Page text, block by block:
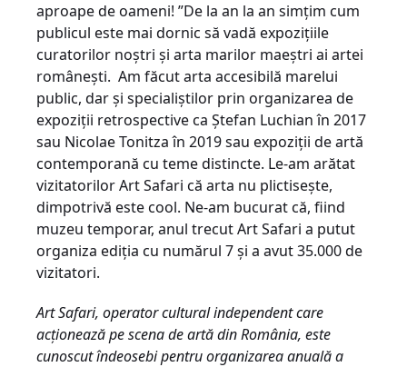
aproape de oameni! ”De la an la an simțim cum
publicul este mai dornic să vadă expozițiile
curatorilor noștri și arta marilor maeștri ai artei
românești. Am făcut arta accesibilă marelui
public, dar și specialiștilor prin organizarea de
expoziții retrospective ca Ștefan Luchian în 2017
sau Nicolae Tonitza în 2019 sau expoziții de artă
contemporană cu teme distincte. Le-am arătat
vizitatorilor Art Safari că arta nu plictisește,
dimpotrivă este cool. Ne-am bucurat că, fiind
muzeu temporar, anul trecut Art Safari a putut
organiza ediția cu numărul 7 și a avut 35.000 de
vizitatori.
Art Safari, operator cultural independent care
acționează pe scena de artă din România, este
cunoscut îndeosebi pentru organizarea anuală a